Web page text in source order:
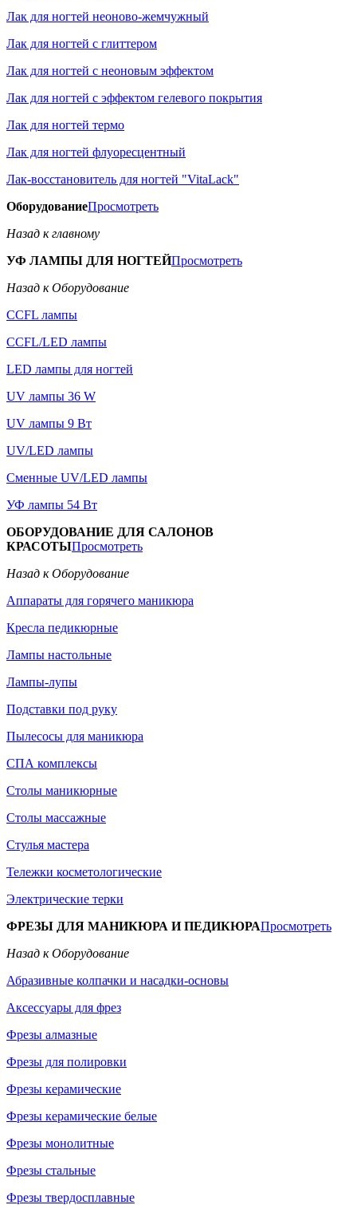
Лак для ногтей неоново-жемчужный
Лак для ногтей с глиттером
Лак для ногтей с неоновым эффектом
Лак для ногтей с эффектом гелевого покрытия
Лак для ногтей термо
Лак для ногтей флуоресцентный
Лак-восстановитель для ногтей "VitaLack"
ОборудованиеПросмотреть
Назад к главному
УФ ЛАМПЫ ДЛЯ НОГТЕЙПросмотреть
Назад к Оборудование
CCFL лампы
CCFL/LED лампы
LED лампы для ногтей
UV лампы 36 W
UV лампы 9 Вт
UV/LED лампы
Сменные UV/LED лампы
УФ лампы 54 Вт
ОБОРУДОВАНИЕ ДЛЯ САЛОНОВ
КРАСОТЫПросмотреть
Назад к Оборудование
Аппараты для горячего маникюра
Кресла педикюрные
Лампы настольные
Лампы-лупы
Подставки под руку
Пылесосы для маникюра
СПА комплексы
Столы маникюрные
Столы массажные
Стулья мастера
Тележки косметологические
Электрические терки
ФРЕЗЫ ДЛЯ МАНИКЮРА И ПЕДИКЮРАПросмотреть
Назад к Оборудование
Абразивные колпачки и насадки-основы
Аксессуары для фрез
Фрезы алмазные
Фрезы для полировки
Фрезы керамические
Фрезы керамические белые
Фрезы монолитные
Фрезы стальные
Фрезы твердосплавные